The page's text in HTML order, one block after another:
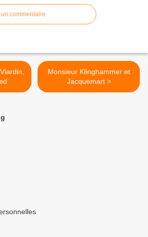
commentaire
Monsieur Klinghammer et
Jacquemart >